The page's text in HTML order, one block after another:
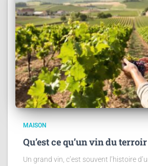
MAISON
Qu’est ce qu’un vin du
Un grand vin, c’est souvent l’histoire